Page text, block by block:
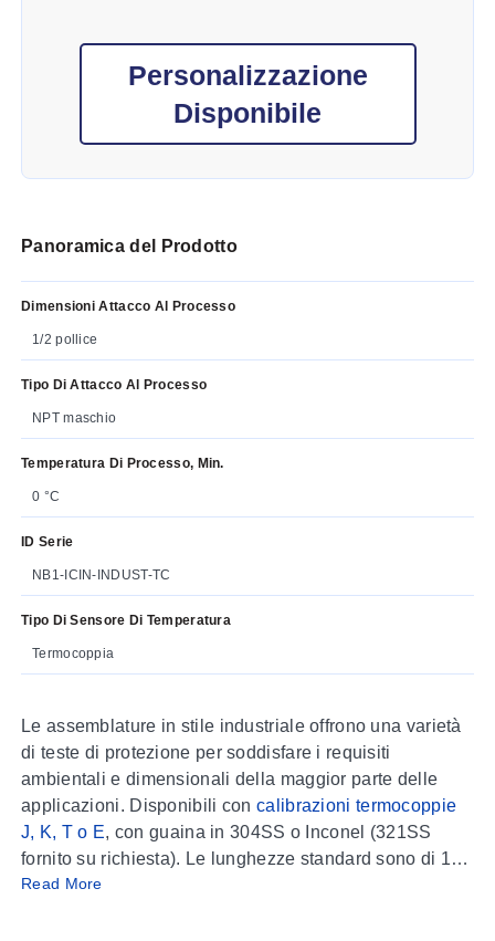
Personalizzazione
Disponibile
Panoramica del Prodotto
Dimensioni Attacco Al Processo
1/2 pollice
Tipo Di Attacco Al Processo
NPT maschio
Temperatura Di Processo, Min.
0 °C
ID Serie
NB1-ICIN-INDUST-TC
Tipo Di Sensore Di Temperatura
Termocoppia
Le assemblature in stile industriale offrono una varietà
di teste di protezione per soddisfare i requisiti
ambientali e dimensionali della maggior parte delle
applicazioni. Disponibili con calibrazioni termocoppie
J, K, T o E, con guaina in 304SS o Inconel (321SS
fornito su richiesta). Le lunghezze standard sono di 12"
inclusi 1/2" per la filettatura del tubo, con altre
Read More